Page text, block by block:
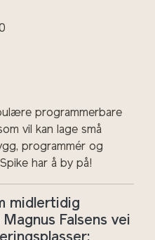
programmerbare
vil kan lage små
programmér og
har å by på!
midlertidig
Falsens vei